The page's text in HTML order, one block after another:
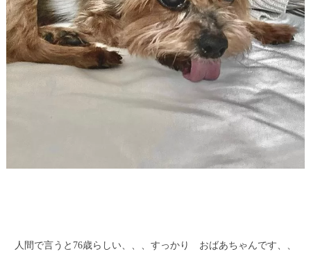
人間で言うと76歳らしい、、、すっかり おばあちゃんです、、